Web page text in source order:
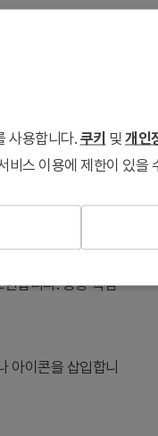
드입니다. 중앙의
략과 세부 요소 간
, 마케팅 전략, 프로
집 가능합니다.
합니다. 중앙 핵심
아이콘을 삽입합니
사용합니다.쿠키 및 개인
비스 이용에 제한이 있을